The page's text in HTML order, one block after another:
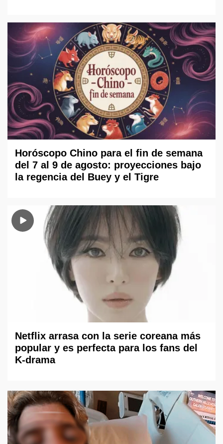
Horóscopo Chino para el fin de semana
del 7 al 9 de agosto: proyecciones bajo
la regencia del Buey y el Tigre
Netflix arrasa con la serie coreana más
popular y es perfecta para los fans del
K-drama